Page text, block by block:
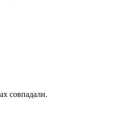
совпадали.